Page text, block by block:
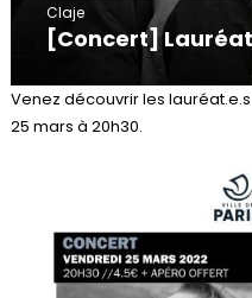
Claje
[Concert]
Venez découvrir les
25 mars à 20h30.